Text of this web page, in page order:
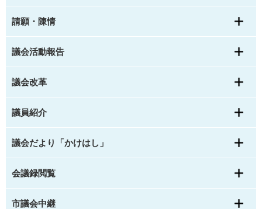
請願・陳情
議会活動報告
議会改革
議員紹介
議会だより「かけはし」
会議録閲覧
市議会中継